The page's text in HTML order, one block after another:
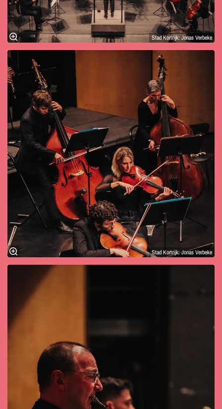
Stad Kortrijk: Jonas Verbeke
Stad Kortrijk: Jonas Verbeke